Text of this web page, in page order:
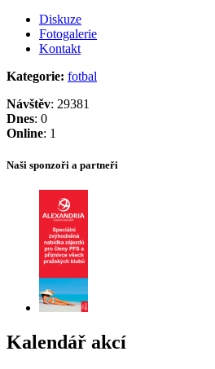
Diskuze
Fotogalerie
Kontakt
Kategorie: fotbal
Návštěv: 29381
Dnes: 0
Online: 1
Naši sponzoři a partneři
Kalendář akcí